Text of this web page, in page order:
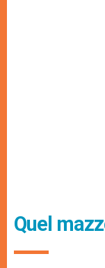
Quel